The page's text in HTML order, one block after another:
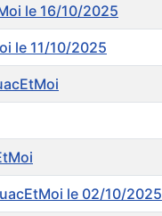
le 16/10/2025
le 11/10/2025
le 02/10/2025